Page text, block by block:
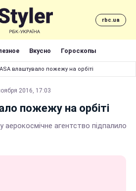
rbc.ua
Вкусно Гороскопы
влаштувало пожежу на орбіті
2016, 17:03
пожежу на орбіті
аерокосмічне агентство підпалило